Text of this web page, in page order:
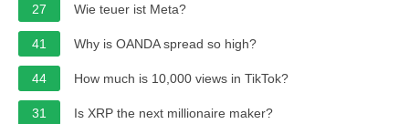
27 Wie teuer ist Meta?
41 Why is OANDA spread so high?
44 How much is 10,000 views in TikTok?
31 Is XRP the next millionaire maker?